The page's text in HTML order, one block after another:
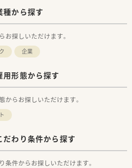
種から探す
お探しいただけます。
企業
形態から探す
からお探しいただけます。
わり条件から探す
件からお探しいただけます。